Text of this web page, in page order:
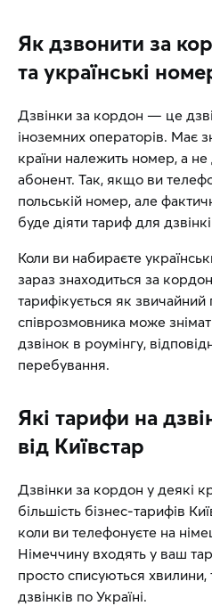
Як дзвонити за
та українські
Дзвінки за кордон — це
іноземних операторів. Має
країни належить номер, а
абонент. Так, якщо ви
польській номер, але
буде діяти тариф для
Коли ви набираєте
зараз знаходиться за
тарифікується як
співрозмовника може
дзвінок в роумінгу,
перебування.
Які тарифи на
від Київстар
Дзвінки за кордон у деякі
більшість бізнес-тарифів
коли ви телефонуєте на
Німеччину входять у ваш
просто списуються хвилини,
дзвінків по Україні.